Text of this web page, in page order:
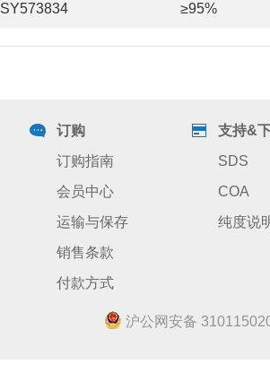
SY573834 ≥95%
订购
订购指南
会员中心
运输与保存
销售条款
付款方式
支持&
SDS
COA
纯度说
沪公网安备